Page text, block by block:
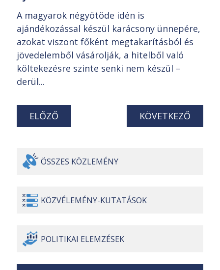
A magyarok négyötöde idén is
ajándékozással készül karácsony ünnepére,
azokat viszont főként megtakarításból és
jövedelemből vásárolják, a hitelből való
költekezésre szinte senki nem készül –
derül...
ELŐZŐ KÖVETKEZŐ
ÖSSZES KÖZLEMÉNY
KÖZVÉLEMÉNY-KUTATÁSOK
POLITIKAI ELEMZÉSEK